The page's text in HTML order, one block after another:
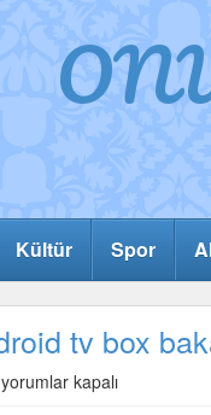
Kültür Spor
tv box
Eski
yorumlar kapalı